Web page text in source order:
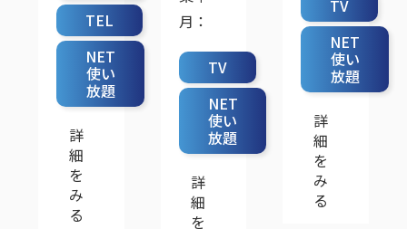
TEL
NET
使い
放題
詳
細
を
み
る
月：
TV
NET
使い
放題
詳
細
を
TV
NET
使い
放題
詳
細
を
み
る